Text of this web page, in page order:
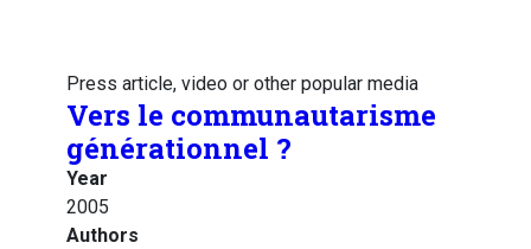
Press article, video or other popular media
Vers le communautarisme
générationnel ?
Year
2005
Authors